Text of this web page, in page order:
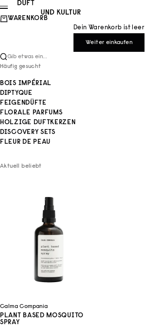
Zum Inhalt springen
Duft und Kultur
Menü
WARENKORB
Dein Warenkorb ist leer
Weiter einkaufen
Gib etwas ein...
Häufig gesucht
BOIS IMPÉRIAL
DIPTYQUE
FEIGENDÜFTE
FLORALE PARFUMS
HOLZIGE DUFTKERZEN
DISCOVERY SETS
FLEUR DE PEAU
Aktuell beliebt
Calma Compania
PLANT BASED MOSQUITO
SPRAY